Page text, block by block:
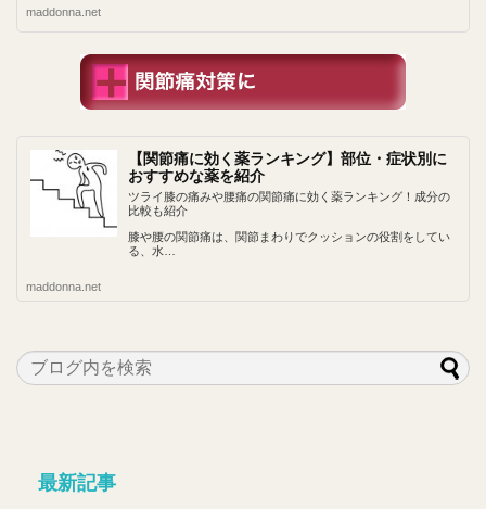
maddonna.net
【関節痛に効く薬ランキング】部位・症状別に
おすすめな薬を紹介
ツライ膝の痛みや腰痛の関節痛に効く薬ランキング！成分の
比較も紹介
膝や腰の関節痛は、関節まわりでクッションの役割をしてい
る、水…
maddonna.net
最新記事